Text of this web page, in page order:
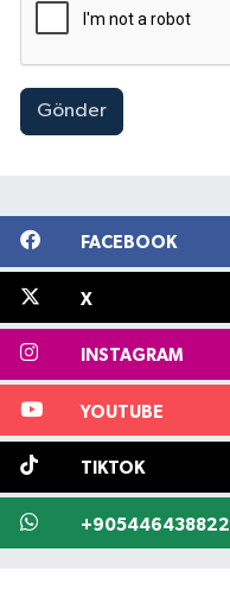
Gönder
FACEBOOK
X
INSTAGRAM
YOUTUBE
TIKTOK
+905446438822